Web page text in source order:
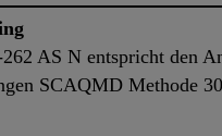
AS N entspricht den
SCAQMD Methode